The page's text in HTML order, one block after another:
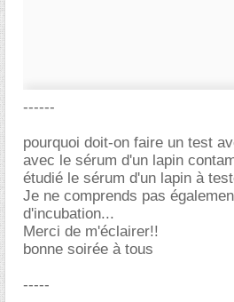
------
pourquoi doit-on faire un test
avec le sérum d'un lapin
étudié le sérum d'un lapin à
Je ne comprends pas
d'incubation...
Merci de m'éclairer!!
bonne soirée à tous
-----